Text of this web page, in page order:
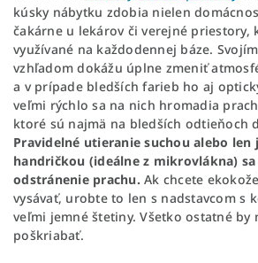
kúsky nábytku zdobia nielen
čakárne u lekárov či verejné priestory,
využívané na každodennej báze.
vzhľadom dokážu úplne zmeniť
a v prípade bledších farieb ho aj
veľmi rýchlo sa na nich hromadia
ktoré sú najmä na bledších odtieňoch
Pravidelné utieranie suchou alebo len
handričkou (ideálne z mikrovlákna)
odstránenie prachu. Ak chcete
vysávať, urobte to len s nadstavcom s
veľmi jemné štetiny. Všetko ostatné by
poškriabať.